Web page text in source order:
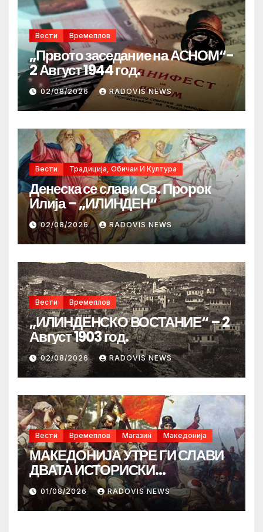
Вести Времеплов
„Првото заседание на АСНОМ“-
2 Август 1944 год.
02/08/2026 RADOVIS NEWS
Вести Традиција, Обичаи И Култура
Денеска се слави Св. Пророк
Илија – „ИЛИНДЕН“
02/08/2026 RADOVIS NEWS
Вести Времеплов
„ИЛИНДЕНСКО ВОСТАНИЕ“ – 2
Август 1903 год.
02/08/2026 RADOVIS NEWS
Вести Времеплов Магазин Македонија
МАКЕДОНИЈА УТРЕ ГИ СЛАВИ
ДВАТА ИСТОРИСКИ
ИЛИНДЕНА!
01/08/2026 RADOVIS NEWS